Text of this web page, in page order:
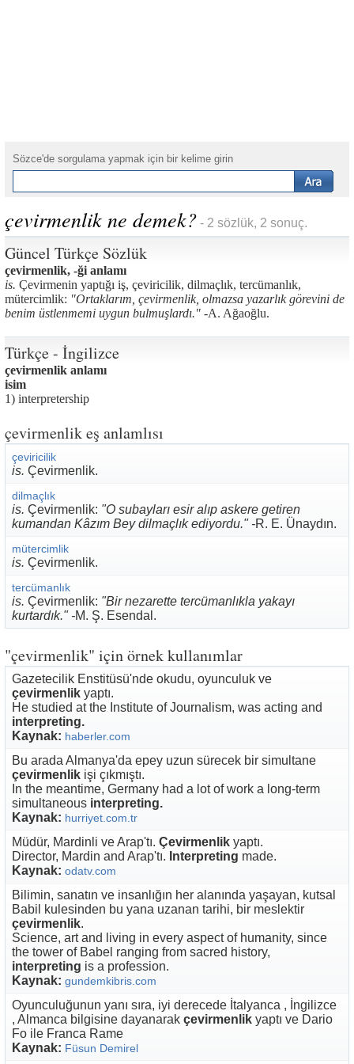
Sözce'de sorgulama yapmak için bir kelime girin
çevirmenlik ne demek? - 2 sözlük, 2 sonuç.
Güncel Türkçe Sözlük
çevirmenlik, -ği anlamı
is. Çevirmenin yaptığı iş, çeviricilik, dilmaçlık, tercümanlık,
mütercimlik: "Ortaklarım, çevirmenlik, olmazsa yazarlık görevini de
benim üstlenmemi uygun bulmuşlardı." -A. Ağaoğlu.
Türkçe - İngilizce
çevirmenlik anlamı
isim
1) interpretership
çevirmenlik eş anlamlısı
çeviricilik
is. Çevirmenlik.
dilmaçlık
is. Çevirmenlik: "O subayları esir alıp askere getiren
kumandan Kâzım Bey dilmaçlık ediyordu." -R. E. Ünaydın.
mütercimlik
is. Çevirmenlik.
tercümanlık
is. Çevirmenlik: "Bir nezarette tercümanlıkla yakayı
kurtardık." -M. Ş. Esendal.
"çevirmenlik" için örnek kullanımlar
Gazetecilik Enstitüsü'nde okudu, oyunculuk ve
çevirmenlik yaptı.
He studied at the Institute of Journalism, was acting and
interpreting.
Kaynak: haberler.com
Bu arada Almanya'da epey uzun sürecek bir simultane
çevirmenlik işi çıkmıştı.
In the meantime, Germany had a lot of work a long-term
simultaneous interpreting.
Kaynak: hurriyet.com.tr
Müdür, Mardinli ve Arap'tı. Çevirmenlik yaptı.
Director, Mardin and Arap'tı. Interpreting made.
Kaynak: odatv.com
Bilimin, sanatın ve insanlığın her alanında yaşayan, kutsal
Babil kulesinden bu yana uzanan tarihi, bir meslektir
çevirmenlik.
Science, art and living in every aspect of humanity, since
the tower of Babel ranging from sacred history,
interpreting is a profession.
Kaynak: gundemkibris.com
Oyunculuğunun yanı sıra, iyi derecede İtalyanca , İngilizce
, Almanca bilgisine dayanarak çevirmenlik yaptı ve Dario
Fo ile Franca Rame
Kaynak: Füsun Demirel